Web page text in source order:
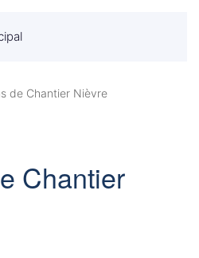
MENU
de Chantier Nièvre
Chantier